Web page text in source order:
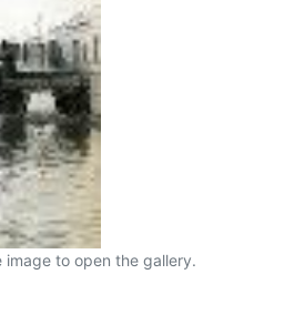
image to open the gallery.